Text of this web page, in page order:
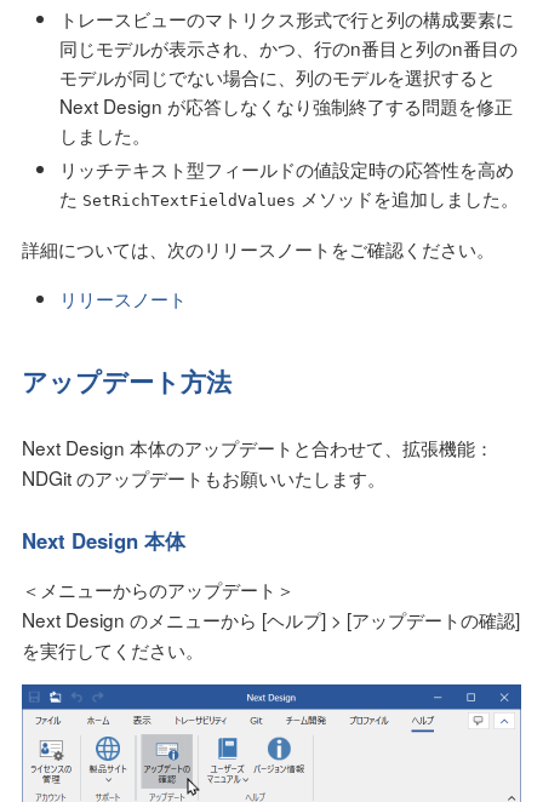
トレースビューのマトリクス形式で行と列の構成要素に
同じモデルが表示され、かつ、行のn番目と列のn番目の
モデルが同じでない場合に、列のモデルを選択すると
Next Design が応答しなくなり強制終了する問題を修正
しました。
リッチテキスト型フィールドの値設定時の応答性を高め
た SetRichTextFieldValues メソッドを追加しました。
詳細については、次のリリースノートをご確認ください。
リリースノート
アップデート方法
Next Design 本体のアップデートと合わせて、拡張機能：
NDGit のアップデートもお願いいたします。
Next Design 本体
＜メニューからのアップデート＞
Next Design のメニューから [ヘルプ] > [アップデートの確認]
を実行してください。